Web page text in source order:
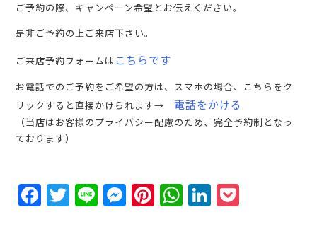
ご予約の際、キャンペーン希望とお伝えください。
是非ご予約の上ご来店下さい。
ご来店予約フォームは こちらです
お電話でのご予約をご希望の方は、スマホの場合、こちらをク
リックすると直接かけられます→ 電話をかける
（当店はお客様のプライバシー配慮のため、完全予約制となっ
ております）
FacebookTwitterLine MessengerPinterestWhatsAppLinkedIn